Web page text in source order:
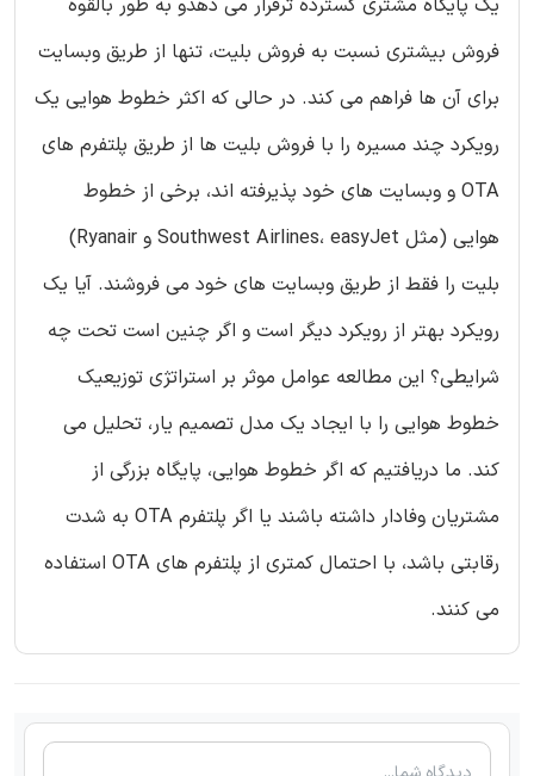
فروش بیشتری نسبت به فروش بلیت، تنها از طریق وبسایت
برای آن ها فراهم می کند. در حالی که اکثر خطوط هوایی یک
رویکرد چند مسیره را با فروش بلیت ها از طریق پلتفرم های
OTA و وبسایت های خود پذیرفته اند، برخی از خطوط
هوایی (مثل Southwest Airlines، easyJet و Ryanair)
بلیت را فقط از طریق وبسایت های خود می فروشند. آیا یک
رویکرد بهتر از رویکرد دیگر است و اگر چنین است تحت چه
شرایطی؟ این مطالعه عوامل موثر بر استراتژی توزیعیک
خطوط هوایی را با ایجاد یک مدل تصمیم یار، تحلیل می
کند. ما دریافتیم که اگر خطوط هوایی، پایگاه بزرگی از
مشتریان وفادار داشته باشند یا اگر پلتفرم OTA به شدت
رقابتی باشد، با احتمال کمتری از پلتفرم های OTA استفاده
می کنند.